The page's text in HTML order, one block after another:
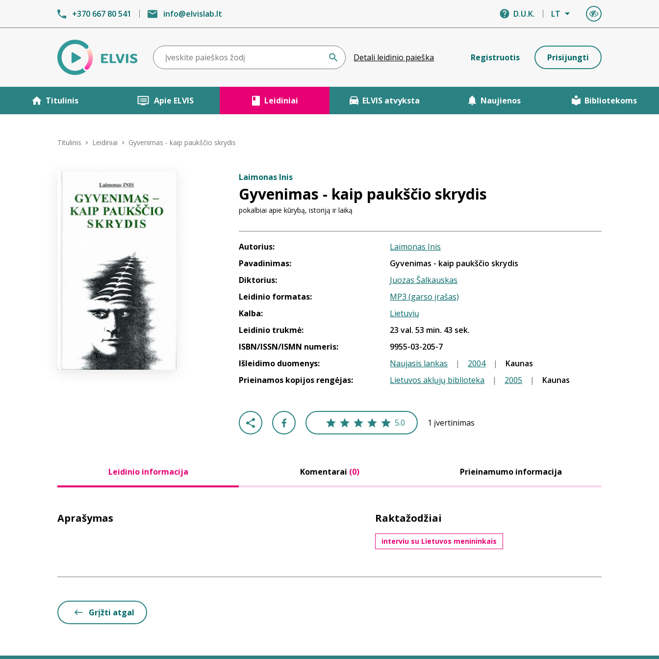
+370 667 80 541 info@elvislab.lt D.U.K. LT
Detali leidinio paieška Registruotis Prisijungti
Titulinis Apie ELVIS Leidiniai ELVIS atvyksta Naujienos Bibliotekoms
Titulinis Leidiniai Gyvenimas - kaip paukščio skrydis
Laimonas Inis
Gyvenimas - kaip paukščio skrydis
pokalbiai apie kūrybą, istoriją ir laiką
Autorius:
Laimonas Inis
Pavadinimas:
Gyvenimas - kaip paukščio skrydis
Diktorius:
Juozas Šalkauskas
Leidinio formatas:
MP3 (garso įrašas)
Kalba:
Lietuvių
Leidinio trukmė:
23 val. 53 min. 43 sek.
ISBN/ISSN/ISMN numeris:
9955-03-205-7
Išleidimo duomenys:
Naujasis lankas | 2004 |
Kaunas
Prieinamos kopijos rengėjas:
Lietuvos aklųjų biblioteka | 2005 | Kaunas
5.0 1 įvertinimas
Leidinio informacija Komentarai (0) Prieinamumo informacija
Aprašymas Raktažodžiai
interviu su Lietuvos menininkais
Grįžti atgal